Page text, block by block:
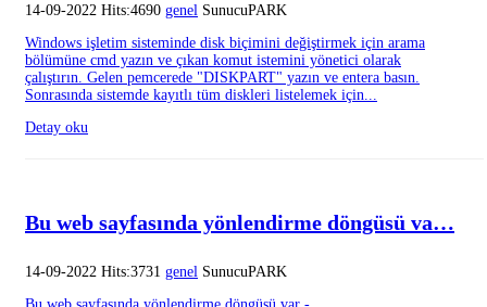
14-09-2022 Hits:4690 genel SunucuPARK
Windows işletim sisteminde disk biçimini değiştirmek için arama
bölümüne cmd yazın ve çıkan komut istemini yönetici olarak
çalıştırın. Gelen pemcerede "DISKPART" yazın ve entera basın.
Sonrasında sistemde kayıtlı tüm diskleri listelemek için...
Detay oku
Bu web sayfasında yönlendirme döngüsü va…
14-09-2022 Hits:3731 genel SunucuPARK